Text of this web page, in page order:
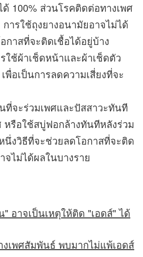
100% ส่วนโรคติดต่อทางเพศ
ารใช้ถุงยางอนามัยอาจไม่ได้
กาสที่จะติดเชื้อได้อยู่บ้าง
ใช้ผ้าเช็ดหน้าและผ้าเช็ดตัว
พื่อเป็นการลดความเสี่ยงที่จะ
ที่จะร่วมเพศและปัสสาวะทันที
หรือใช้สบู่ฟอกล้างทันทีหลังร่วม
นึ่งวิธีที่จะช่วยลดโอกาสที่จะติด
จไม่ได้ผลในบางราย
" อาจเป็นเหตุให้ติด "เอดส์" ได้
เพศสัมพันธ์ พบมากไม่แพ้เอดส์